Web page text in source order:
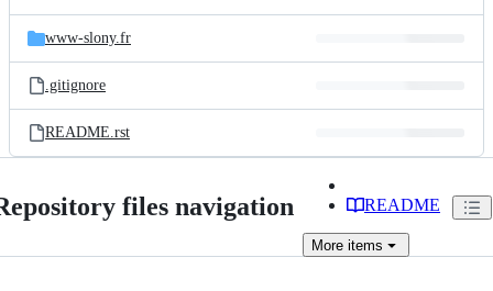
www-slony.fr
.gitignore
README.rst
files navigation README
More items